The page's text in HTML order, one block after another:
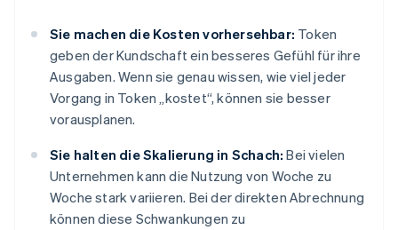
Sie machen die Kosten vorhersehbar: Token
geben der Kundschaft ein besseres Gefühl für ihre
Ausgaben. Wenn sie genau wissen, wie viel jeder
Vorgang in Token „kostet“, können sie besser
vorausplanen.
Sie halten die Skalierung in Schach: Bei vielen
Unternehmen kann die Nutzung von Woche zu
Woche stark variieren. Bei der direkten Abrechnung
können diese Schwankungen zu